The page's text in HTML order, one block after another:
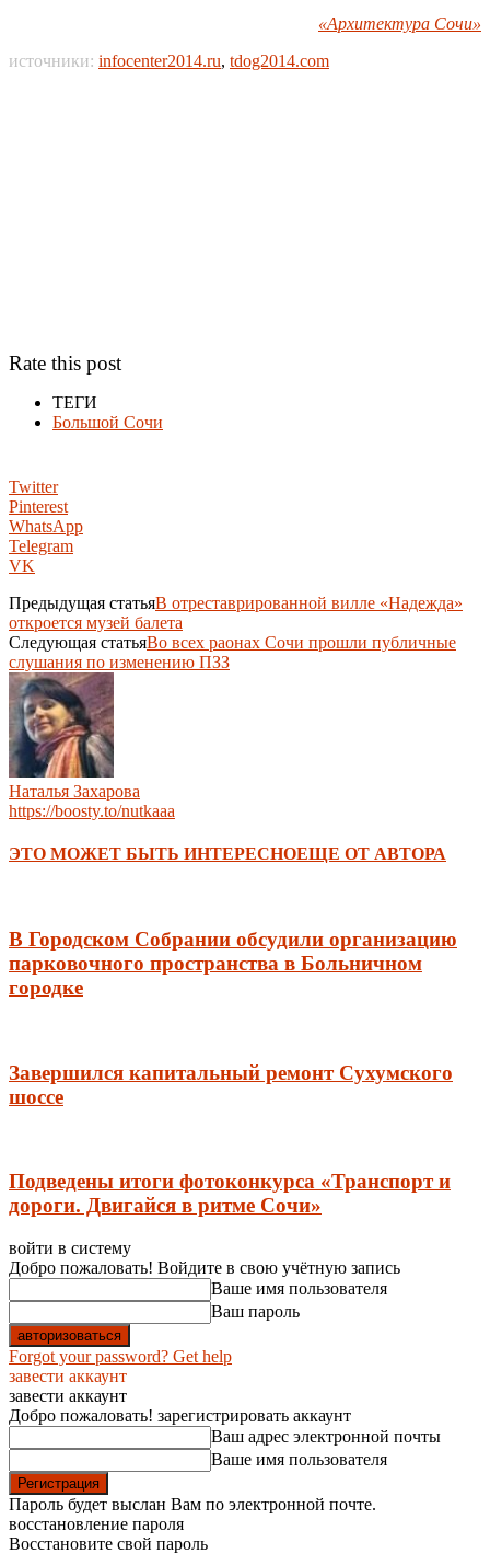
«Архитектура Сочи»
источники: infocenter2014.ru, tdog2014.com
Rate this post
ТЕГИ
Большой Сочи
Twitter
Pinterest
WhatsApp
Telegram
VK
Предыдущая статьяВ отреставрированной вилле «Надежда»
откроется музей балета
Следующая статьяВо всех раонах Сочи прошли публичные
слушания по изменению ПЗЗ
Наталья Захарова
https://boosty.to/nutkaaa
ЭТО МОЖЕТ БЫТЬ ИНТЕРЕСНОЕЩЕ ОТ АВТОРА
В Городском Собрании обсудили организацию
парковочного пространства в Больничном
городке
Завершился капитальный ремонт Сухумского
шоссе
Подведены итоги фотоконкурса «Транспорт и
дороги. Двигайся в ритме Сочи»
войти в систему
Добро пожаловать! Войдите в свою учётную запись
Ваше имя пользователя
Ваш пароль
Forgot your password? Get help
завести аккаунт
завести аккаунт
Добро пожаловать! зарегистрировать аккаунт
Ваш адрес электронной почты
Ваше имя пользователя
Пароль будет выслан Вам по электронной почте.
восстановление пароля
Восстановите свой пароль